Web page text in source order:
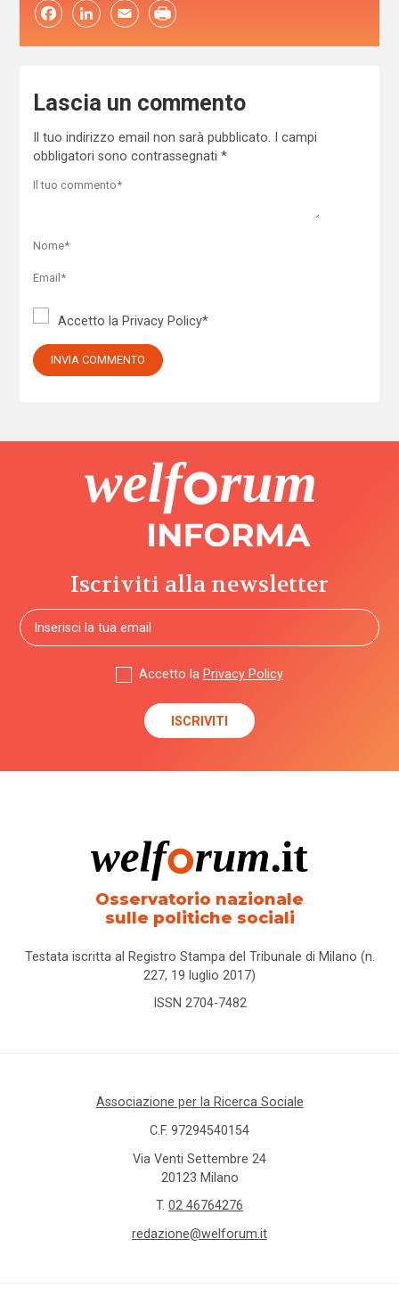
FacebookLinkedIn Email
Lascia un commento
Il tuo indirizzo email non sarà pubblicato.
I campi
obbligatori sono contrassegnati *
Accetto la Privacy Policy*
Iscriviti alla newsletter
Accetto la Privacy Policy
Osservatorio nazionale
sulle politiche sociali
Testata iscritta al Registro Stampa del Tribunale di Milano (n.
227, 19 luglio 2017)
ISSN 2704-7482
Associazione per la Ricerca Sociale
C.F. 97294540154
Via Venti Settembre 24
20123 Milano
T. 02 46764276
redazione@welforum.it